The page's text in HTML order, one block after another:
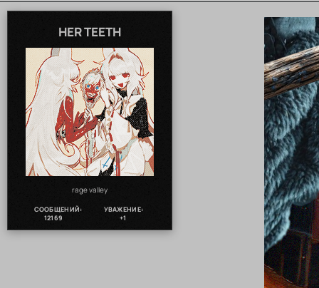
HER TEETH
rage valley
СООБЩЕНИЙ:
12169
УВАЖЕНИЕ:
+1